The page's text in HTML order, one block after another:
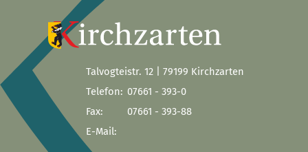
Talvogteistr. 12 | 79199 Kirchzarten
Telefon: 07661 - 393-0
Fax:
07661 - 393-88
E-Mail: